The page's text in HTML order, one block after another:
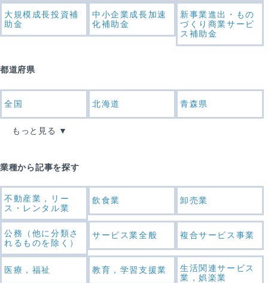
大規模成長投資補
助金
中小企業成長加速
化補助金
新事業進出・もの
づくり商業サービ
ス補助金
都道府県
全国 北海道 青森県
もっと見る
業種から記事を探す
不動産業，リー
ス・レンタル業
飲食業 卸売業
公務（他に分類さ
れるものを除く）
サービス業全般 複合サービス事業
医療，福祉 教育，学習支援業
生活関連サービス
業，娯楽業